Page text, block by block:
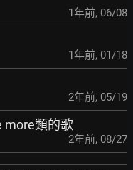
1年前, 06/08
1年前, 01/18
2年前, 05/19
more類的歌
2年前, 08/27